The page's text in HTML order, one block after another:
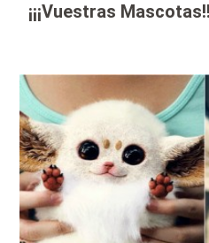
¡¡¡Vuestras